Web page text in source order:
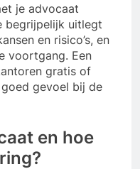
je advocaat
begrijpelijk uitlegt
en risico’s, en
voortgang. Een
gratis of
gevoel bij de
en hoe